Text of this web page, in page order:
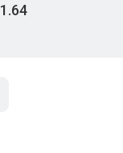
1.64